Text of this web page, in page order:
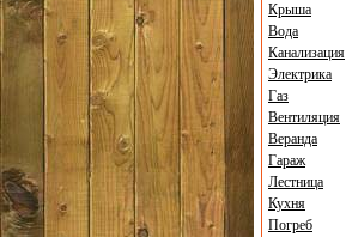
Крыша
Вода
Канализация
Электрика
Газ
Вентиляция
Веранда
Гараж
Лестница
Кухня
Погреб